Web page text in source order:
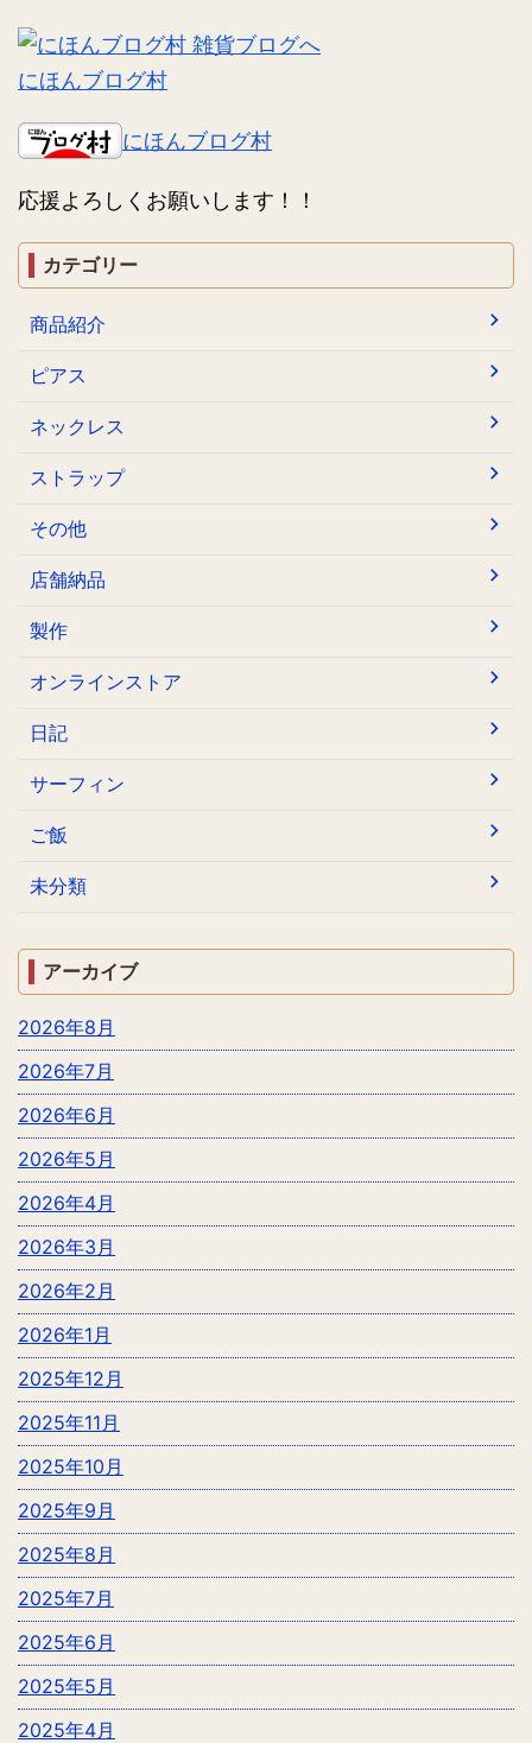
にほんブログ村
にほんブログ村
応援よろしくお願いします！！
カテゴリー
商品紹介
ピアス
ネックレス
ストラップ
その他
店舗納品
製作
オンラインストア
日記
サーフィン
ご飯
未分類
アーカイブ
2026年8月
2026年7月
2026年6月
2026年5月
2026年4月
2026年3月
2026年2月
2026年1月
2025年12月
2025年11月
2025年10月
2025年9月
2025年8月
2025年7月
2025年6月
2025年5月
2025年4月